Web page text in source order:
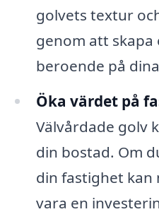
golvets textur
genom att skapa
beroende på
Öka värdet på
Välvårdade golv
din bostad. Om
din fastighet kan
vara en